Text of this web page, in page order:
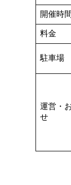
開催時間
料金
駐車場
運営・
せ